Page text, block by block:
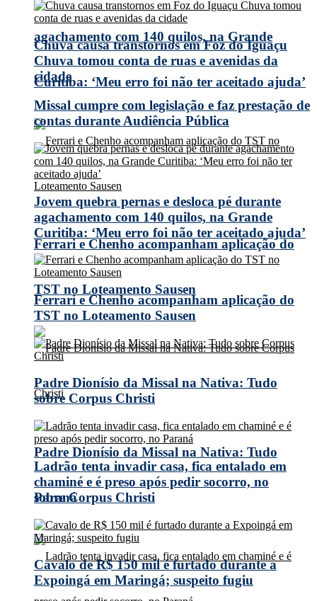
agachamento com 140 quilos, na Grande
Curitiba: ‘Meu erro foi não ter aceitado ajuda’
Ferrari e Chenho acompanham aplicação do
TST no Loteamento Sausen
Padre Dionísio da Missal na Nativa: Tudo
sobre Corpus Christi
Chuva causa transtornos em Foz do Iguaçu
Chuva tomou conta de ruas e avenidas da
cidade
Missal cumpre com legislação e faz prestação de
contas durante Audiência Pública
Jovem quebra pernas e desloca pé durante
agachamento com 140 quilos, na Grande
Curitiba: ‘Meu erro foi não ter aceitado ajuda’
Ferrari e Chenho acompanham aplicação do
TST no Loteamento Sausen
Padre Dionísio da Missal na Nativa: Tudo
sobre Corpus Christi
Ladrão tenta invadir casa, fica entalado em
chaminé e é preso após pedir socorro, no
Paraná
Cavalo de R$ 150 mil é furtado durante a
Expoingá em Maringá; suspeito fugiu